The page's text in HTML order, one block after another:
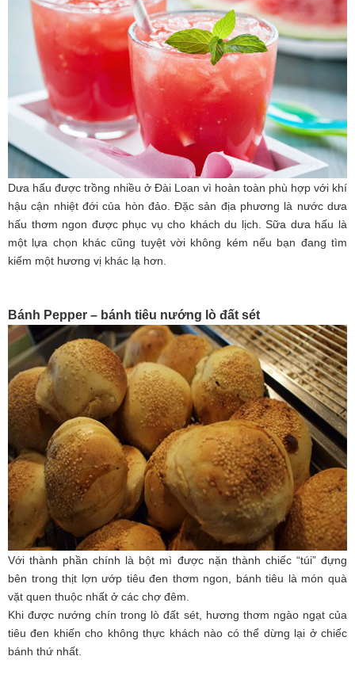
Dưa hấu được trồng nhiều ở Đài Loan vì hoàn toàn phù hợp với khí
hậu cận nhiệt đới của hòn đảo. Đặc sản địa phương là nước dưa
hấu thơm ngon được phục vụ cho khách du lịch. Sữa dưa hấu là
một lựa chọn khác cũng tuyệt vời không kém nếu bạn đang tìm
kiếm một hương vị khác lạ hơn.
Bánh Pepper – bánh tiêu nướng lò đất sét
Với thành phần chính là bột mì được nặn thành chiếc “túi” đựng
bên trong thịt lợn ướp tiêu đen thơm ngon, bánh tiêu là món quà
vặt quen thuộc nhất ở các chợ đêm.
Khi được nướng chín trong lò đất sét, hương thơm ngào ngạt của
tiêu đen khiến cho không thực khách nào có thể dừng lại ở chiếc
bánh thứ nhất.